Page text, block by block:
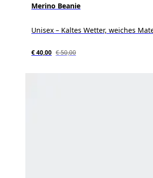
Merino Beanie
Unisex – Kaltes Wetter, weiches
€ 40,00 € 50,00